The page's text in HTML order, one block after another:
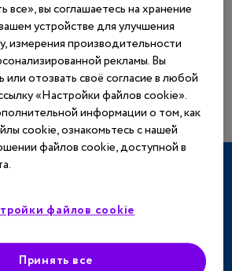
Еще нет аккаунта?
НАПРАВЛЕНИЯ
вы соглашаетесь на хранение
устройстве для улучшения
измерения производительности
рекламы. Вы
отозвать своё согласие в любой
«Настройки файлов cookie».
информации о том, как
cookie, ознакомьтесь с нашей
файлов cookie, доступной в
файлов cookie
Принять все